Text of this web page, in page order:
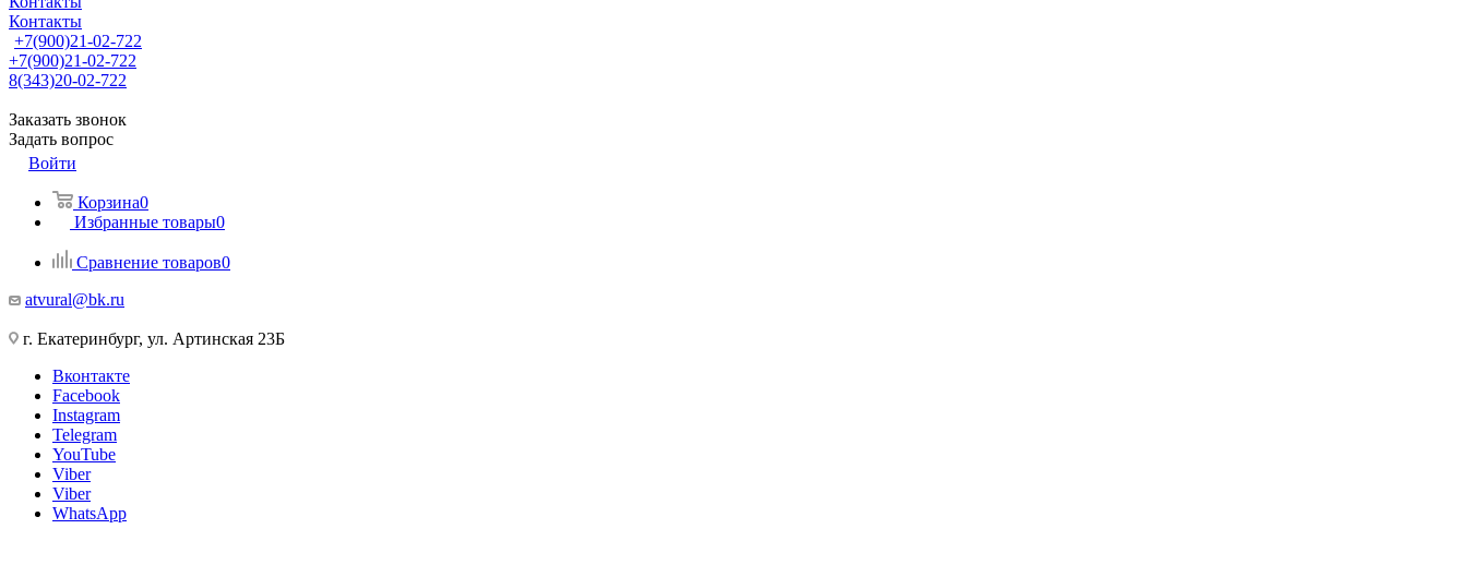
Контакты
+7(900)21-02-722
+7(900)21-02-722
8(343)20-02-722
Заказать звонок
Задать вопрос
Войти
Корзина0
Избранные товары0
Сравнение товаров0
atvural@bk.ru
г. Екатеринбург, ул. Артинская 23Б
Вконтакте
Facebook
Instagram
Telegram
YouTube
Viber
Viber
WhatsApp